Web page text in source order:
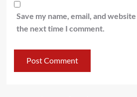
Save my name, email, and
the next time I comment.